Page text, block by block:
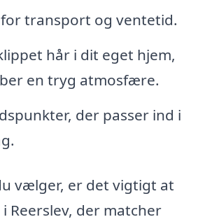
transport og ventetid.
hår i dit eget hjem,
en tryg atmosfære.
der passer ind i
vælger, er det vigtigt at
Reerslev, der matcher